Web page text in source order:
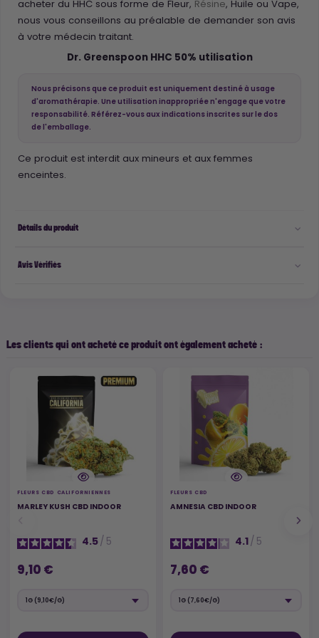
acheter du HHC sous forme de Fleur, Résine, Huile ou Vape,
nous vous conseillons au préalable de demander son avis
à votre médecin traitant.
Dr. Greenspoon HHC 50% utilisation
Nous précisons que ce produit est uniquement destiné à usage
d'aromathérapie. Une utilisation inappropriée n'engage que votre
responsabilité. Référez-vous aux indications inscrites sur le dos
de l'emballage.
Ce produit est interdit aux mineurs et aux femmes
enceintes.
Détails du produit
Avis Vérifiés
Les clients qui ont acheté ce produit ont également acheté :
FLEURS CBD CALIFORNIENNES
MARLEY KUSH CBD INDOOR
4.5/ 5
9,10 €
FLEURS CBD
AMNESIA CBD INDOOR
4.1/ 5
7,60 €